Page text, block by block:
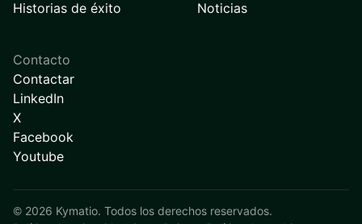
Historias de éxito
Noticias
Contacto
Contactar
LinkedIn
X
Facebook
Youtube
© 2026 Kymatio. Todos los derechos reservados.